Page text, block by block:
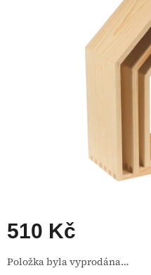
510 Kč
Měrná
cena:
Položka byla vyprodána…